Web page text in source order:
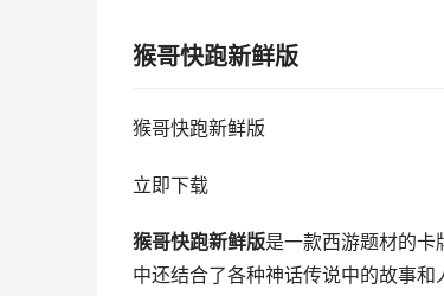
猴哥快跑新鲜版
猴哥快跑新鲜版
立即下载
猴哥快跑新鲜版是一款西游题材的
中还结合了各种神话传说中的故事